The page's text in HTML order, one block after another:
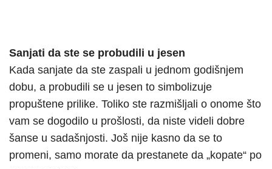
Sanjati da ste se probudili u jesen
Kada sanjate da ste zaspali u jednom godišnjem
dobu, a probudili se u jesen to simbolizuje
propuštene prilike. Toliko ste razmišljali o onome što
vam se dogodilo u prošlosti, da niste videli dobre
šanse u sadašnjosti. Još nije kasno da se to
promeni, samo morate da prestanete da „kopate“ po